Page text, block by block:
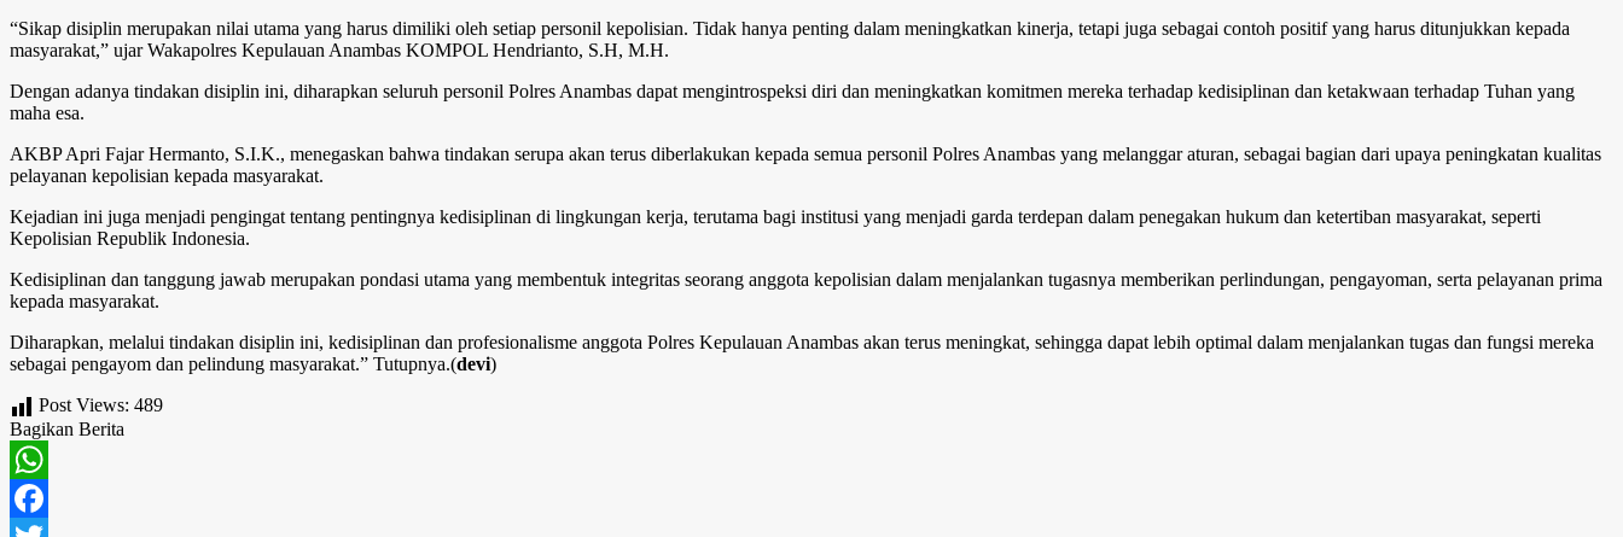
“Sikap disiplin merupakan nilai utama yang harus dimiliki oleh setiap personil kepolisian. Tidak hanya penting dalam meningkatkan kinerja, tetapi juga sebagai contoh positif yang harus ditunjukkan kepada
masyarakat,” ujar Wakapolres Kepulauan Anambas KOMPOL Hendrianto, S.H, M.H.
Dengan adanya tindakan disiplin ini, diharapkan seluruh personil Polres Anambas dapat mengintrospeksi diri dan meningkatkan komitmen mereka terhadap kedisiplinan dan ketakwaan terhadap Tuhan yang
maha esa.
AKBP Apri Fajar Hermanto, S.I.K., menegaskan bahwa tindakan serupa akan terus diberlakukan kepada semua personil Polres Anambas yang melanggar aturan, sebagai bagian dari upaya peningkatan kualitas
pelayanan kepolisian kepada masyarakat.
Kejadian ini juga menjadi pengingat tentang pentingnya kedisiplinan di lingkungan kerja, terutama bagi institusi yang menjadi garda terdepan dalam penegakan hukum dan ketertiban masyarakat, seperti
Kepolisian Republik Indonesia.
Kedisiplinan dan tanggung jawab merupakan pondasi utama yang membentuk integritas seorang anggota kepolisian dalam menjalankan tugasnya memberikan perlindungan, pengayoman, serta pelayanan prima
kepada masyarakat.
Diharapkan, melalui tindakan disiplin ini, kedisiplinan dan profesionalisme anggota Polres Kepulauan Anambas akan terus meningkat, sehingga dapat lebih optimal dalam menjalankan tugas dan fungsi mereka
sebagai pengayom dan pelindung masyarakat.” Tutupnya.(devi)
Post Views: 489
Bagikan Berita
WhatsApp